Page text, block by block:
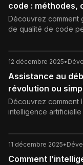
code : méthodes,
Découvrez comment
de qualité de code
et impact sur la
12 décembre 2025•
Assistance au
révolution ou
Découvrez comment
intelligence
tout en préservant le
11 décembre 2025•
Comment